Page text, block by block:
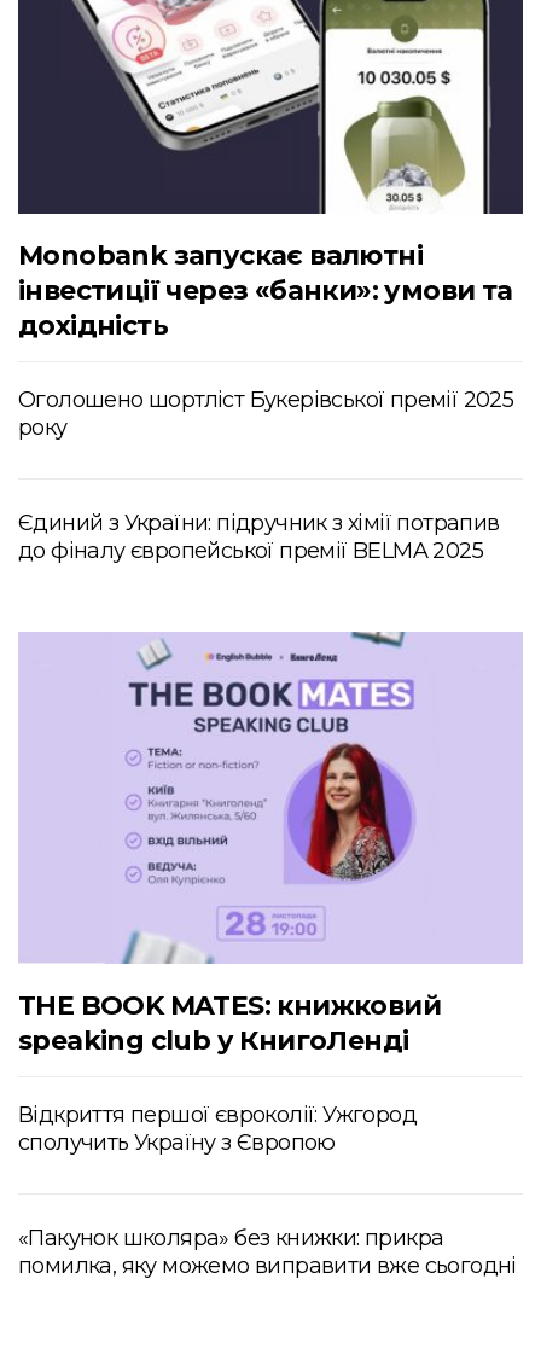
Monobank запускає валютні
інвестиції через «банки»: умови та
дохідність
Оголошено шортліст Букерівської премії 2025
року
Єдиний з України: підручник з хімії потрапив
до фіналу європейської премії BELMA 2025
THE BOOK MATES: книжковий
speaking club у КнигоЛенді
Відкриття першої євроколії: Ужгород
сполучить Україну з Європою
«Пакунок школяра» без книжки: прикра
помилка, яку можемо виправити вже сьогодні